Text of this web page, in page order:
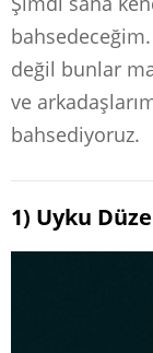
değil bunlar
ve
bahsediyoruz.
1) Uyku